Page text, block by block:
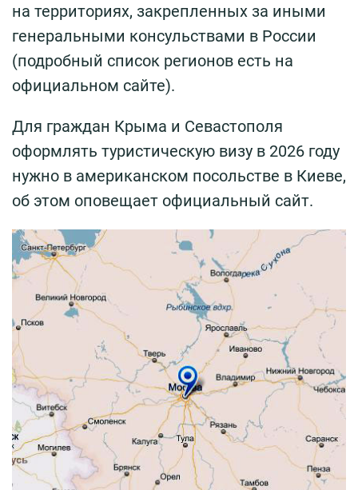
на территориях, закрепленных за иными
генеральными консульствами в России
(подробный список регионов есть на
официальном сайте).
Для граждан Крыма и Севастополя
оформлять туристическую визу в 2026 году
нужно в американском посольстве в Киеве,
об этом оповещает официальный сайт.